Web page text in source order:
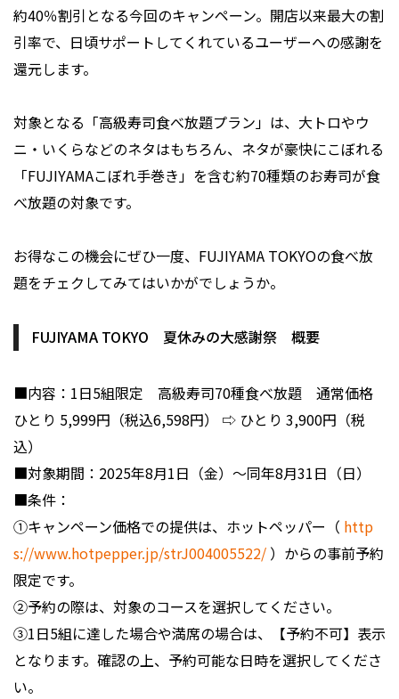
約40％割引となる今回のキャンペーン。開店以来最大の割
引率で、日頃サポートしてくれているユーザーへの感謝を
還元します。
対象となる「高級寿司食べ放題プラン」は、大トロやウ
ニ・いくらなどのネタはもちろん、ネタが豪快にこぼれる
「FUJIYAMAこぼれ手巻き」を含む約70種類のお寿司が食
べ放題の対象です。
お得なこの機会にぜひ一度、FUJIYAMA TOKYOの食べ放
題をチェクしてみてはいかがでしょうか。
FUJIYAMA TOKYO 夏休みの大感謝祭 概要
■内容：1日5組限定 高級寿司70種食べ放題 通常価格
ひとり 5,999円（税込6,598円） ⇨ ひとり 3,900円（税
込）
■対象期間：2025年8月1日（金）〜同年8月31日（日）
■条件：
①キャンペーン価格での提供は、ホットペッパー（ http
s://www.hotpepper.jp/strJ004005522/ ）からの事前予約
限定です。
②予約の際は、対象のコースを選択してください。
③1日5組に達した場合や満席の場合は、【予約不可】表示
となります。確認の上、予約可能な日時を選択してくださ
い。